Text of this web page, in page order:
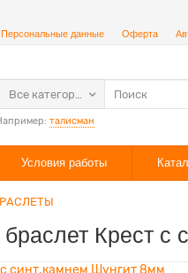
Персональные данные Оферта
Все категории
талисман
Условия работы
Крест с